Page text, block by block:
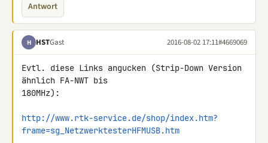
Antwort
H HSTGast 2016-08-02 17:11#4669069
Evtl. diese Links angucken (Strip-Down Version
ähnlich FA-NWT bis
180MHz):
http://www.rtk-service.de/shop/index.htm?
frame=sg_NetzwerktesterHFMUSB.htm